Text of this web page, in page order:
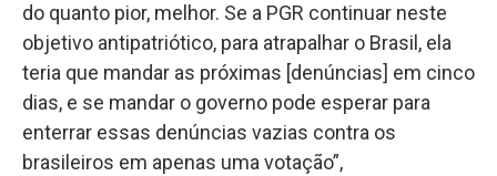
do quanto pior, melhor. Se a PGR continuar neste
objetivo antipatriótico, para atrapalhar o Brasil, ela
teria que mandar as próximas [denúncias] em cinco
dias, e se mandar o governo pode esperar para
enterrar essas denúncias vazias contra os
brasileiros em apenas uma votação”,